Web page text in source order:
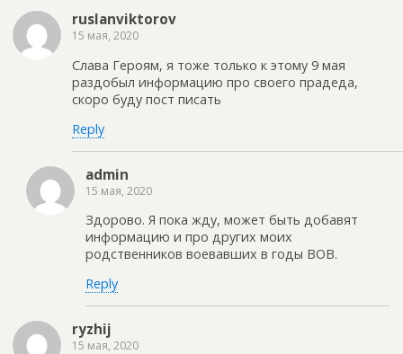
ruslanviktorov
15 мая, 2020
Слава Героям, я тоже только к этому 9 мая
раздобыл информацию про своего прадеда,
скоро буду пост писать
Reply
admin
15 мая, 2020
Здорово. Я пока жду, может быть добавят
информацию и про других моих
родственников воевавших в годы ВОВ.
Reply
ryzhij
15 мая, 2020